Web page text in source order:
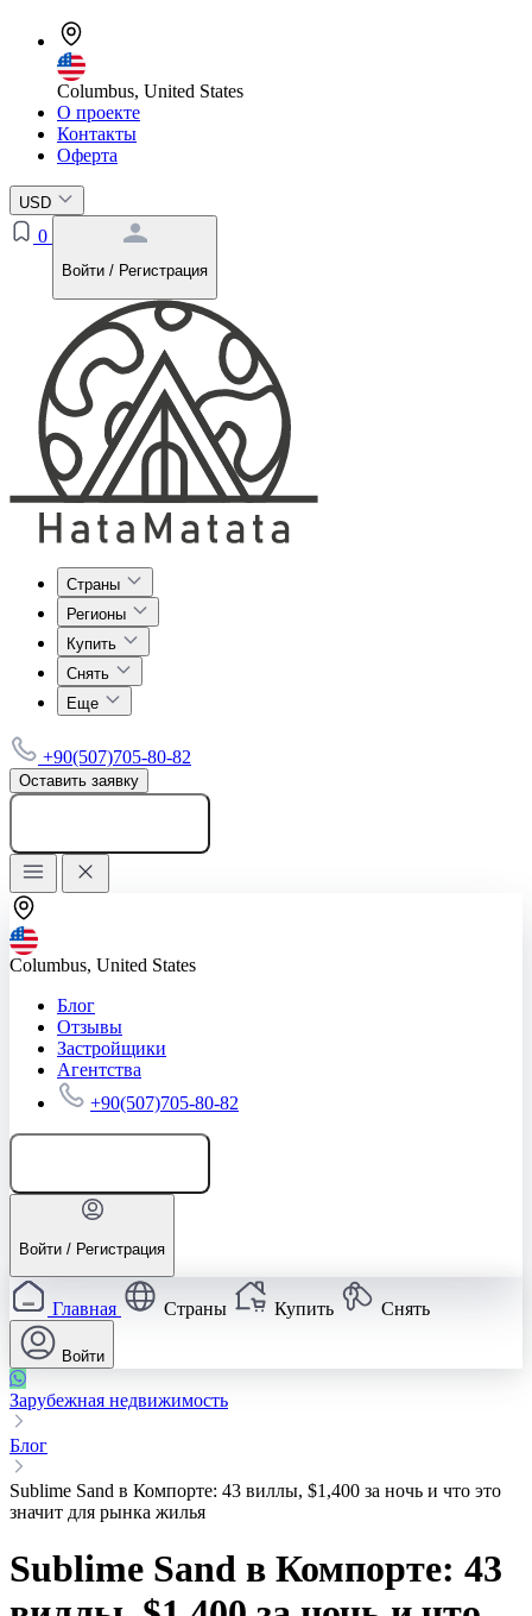
Columbus, United States
О проекте
Контакты
Оферта
USD
0
Войти / Регистрация
Страны
Регионы
Купить
Снять
Еще
+90(507)705-80-82
Оставить заявку
Columbus, United States
Блог
Отзывы
Застройщики
Агентства
+90(507)705-80-82
Войти / Регистрация
Главная Страны Купить Снять
Войти
Зарубежная недвижимость
Блог
Sublime Sand в Компорте: 43 виллы, $1,400 за ночь и что это
значит для рынка жилья
Sublime Sand в Компорте: 43